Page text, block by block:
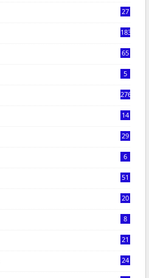
27
183
65
5
276
14
29
6
51
20
8
21
24